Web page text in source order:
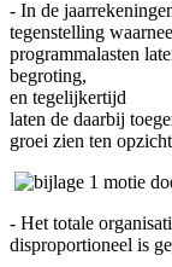
- In de
tegenstelling
programmalasten
begroting,
en tegelijkertijd
laten de daarbij
groei zien ten
- Het totale
disproportioneel is